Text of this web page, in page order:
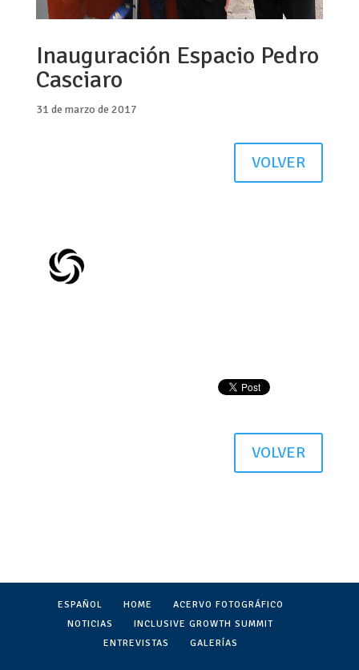
Inauguración Espacio Pedro
Casciaro
31 de marzo de 2017
VOLVER
VOLVER
ESPAÑOL HOME
ACERVO FOTOGRÁFICO
NOTICIAS
INCLUSIVE GROWTH SUMMIT
ENTREVISTAS
GALERÍAS